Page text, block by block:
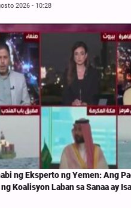
2026 - 10:28
ng Eksperto ng Yemen: Ang
Koalisyon Laban sa Sanaa ay